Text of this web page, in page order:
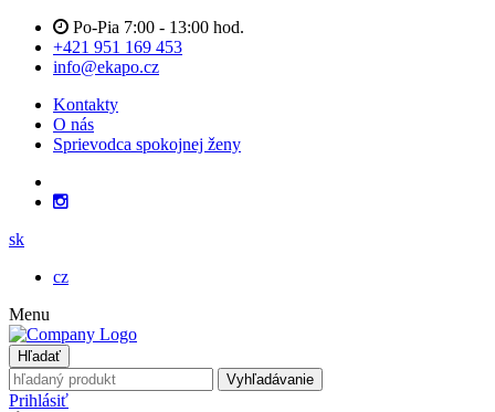
Po-Pia 7:00 - 13:00 hod.
+421 951 169 453
info@ekapo.cz
Kontakty
O nás
Sprievodca spokojnej ženy
sk
cz
Menu
Hľadať
Vyhľadávanie
Prihlásiť